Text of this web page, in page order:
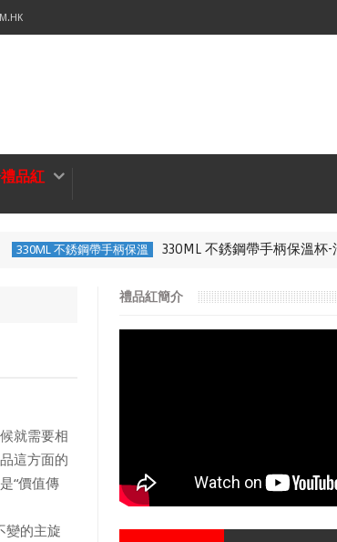
品紅
330ML 不銹鋼帶手柄保溫 330ML 不銹鋼帶手柄保溫杯-
就需要相
這方面的
“價值傳
變的主旋
禮品紅簡介